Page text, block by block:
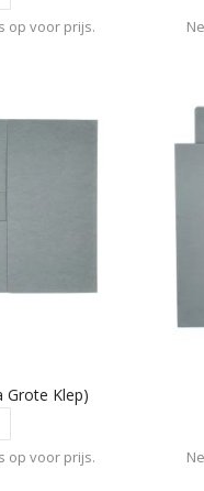
op voor prijs.
Grote Klep)
op voor prijs.